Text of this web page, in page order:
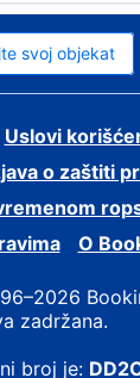
svoj objekat
Uslovi
o zaštiti
О
zadržana.
broj je: